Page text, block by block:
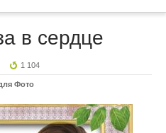
в сердце
1 104
Фото